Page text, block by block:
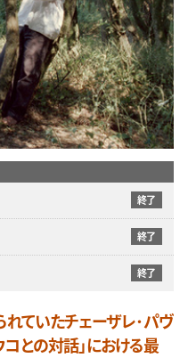
終了
終了
終了
れていたチェーザレ･パヴ
との対話」における最